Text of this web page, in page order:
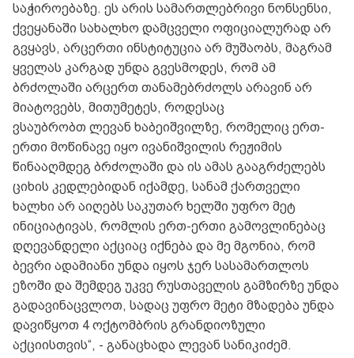
საჭიროებაზე. ეს არის სამართლებრივი ნონსენსი,
ქვეყანაში სახალხო დამცველი ოფიციალურად არ
გვყავს, არცერთი ინსტიტუცია არ მუშაობს, მაგრამ
ყველას კარგად უნდა გვესმოდეს, რომ ამ
ბრძოლაში არცერთ თანამებრძოლს არავინ არ
მიატოვებს, მითუმეტეს, როდესაც
ვსაუბრობთ ლევან ხაბეიშვილზე, რომელიც ერთ-
ერთი მოწინავე იყო ივანიშვილის რეჟიმის
წინააღმდეგ ბრძოლაში და ის ამას გააგრძელებს
ციხის კედლებიდან იქამდე, სანამ ქართველი
ხალხი არ აიღებს საკუთარ ხელში უფრო მეტ
ინიციატივას, რომლის ერთ-ერთი გამოვლინებაც
დღევანდელი აქციაც იქნება და მე მგონია, რომ
ბევრი ადამიანი უნდა იყოს ჯერ სასამართლოს
ეზოში და შემდეგ უკვე რუსთაველის გამზირზე უნდა
გადავინაცვლოთ, სადაც უფრო მეტი მზადება უნდა
დავიწყოთ 4 ოქტომბრის გრანდიოზული
აქციისთვის“, - განაცხადა ლევან სანიკიძემ.